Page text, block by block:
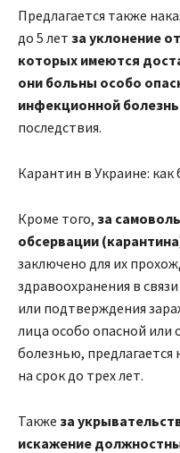
Предлагается также
до 5 лет за уклонение
которых имеются
они больны особо
инфекционной
последствия.
Карантин в Украине:
Кроме того, за
обсервации
заключено для их
здравоохранения в
или подтверждения
лица особо опасной
болезнью,
на срок до трех лет.
Также за
искажение